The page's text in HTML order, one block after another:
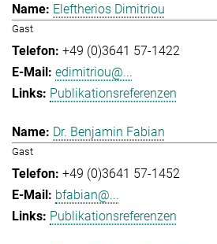
Eleftherios Dimitriou
Gast
+49 (0)3641 57-1422
edimitriou@...
Publikationsreferenzen
Dr. Benjamin Fabian
Gast
+49 (0)3641 57-1452
bfabian@...
Publikationsreferenzen